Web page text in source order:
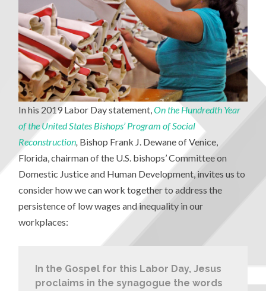
In his 2019 Labor Day statement,On the Hundredth Year
of the United States Bishops’ Program of Social
Reconstruction, Bishop Frank J. Dewane of Venice,
Florida, chairman of the U.S. bishops’ Committee on
Domestic Justice and Human Development, invites us to
consider how we can work together to address the
persistence of low wages and inequality in our
workplaces:
In the Gospel for this Labor Day, Jesus
proclaims in the synagogue the words